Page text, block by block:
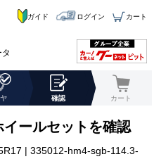
ガイド ログイン カート
確認 カート
ールセットを確認
| 335012-hm4-sgb-114.3-